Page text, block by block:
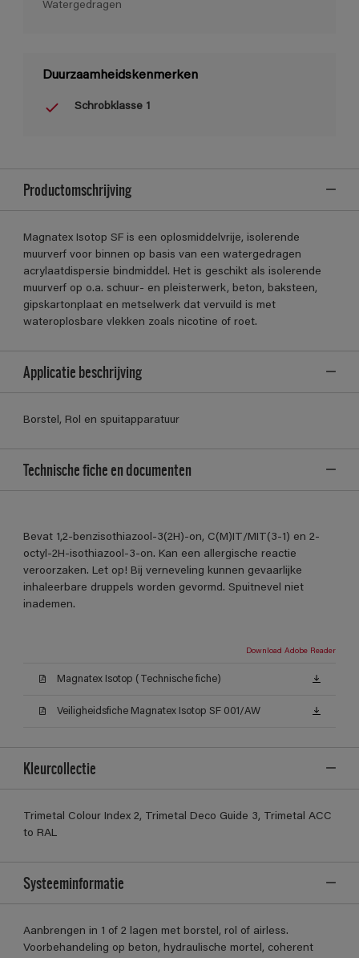
Watergedragen
Duurzaamheidskenmerken
Schrobklasse 1
Productomschrijving
Magnatex Isotop SF is een oplosmiddelvrije, isolerende
muurverf voor binnen op basis van een watergedragen
acrylaatdispersie bindmiddel. Het is geschikt als isolerende
muurverf op o.a. schuur- en pleisterwerk, beton, baksteen,
gipskartonplaat en metselwerk dat vervuild is met
wateroplosbare vlekken zoals nicotine of roet.
Applicatie beschrijving
Borstel, Rol en spuitapparatuur
Technische fiche en documenten
Bevat 1,2-benzisothiazool-3(2H)-on, C(M)IT/MIT(3-1) en 2-
octyl-2H-isothiazool-3-on. Kan een allergische reactie
veroorzaken. Let op! Bij verneveling kunnen gevaarlijke
inhaleerbare druppels worden gevormd. Spuitnevel niet
inademen.
Download Adobe Reader
Magnatex Isotop (Technische fiche)
Veiligheidsfiche Magnatex Isotop SF 001/AW
Kleurcollectie
Trimetal Colour Index 2, Trimetal Deco Guide 3, Trimetal ACC
to RAL
Systeeminformatie
Aanbrengen in 1 of 2 lagen met borstel, rol of airless.
Voorbehandeling op beton, hydraulische mortel, coherent